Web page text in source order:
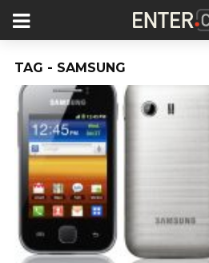
TAG - SAMSUNG